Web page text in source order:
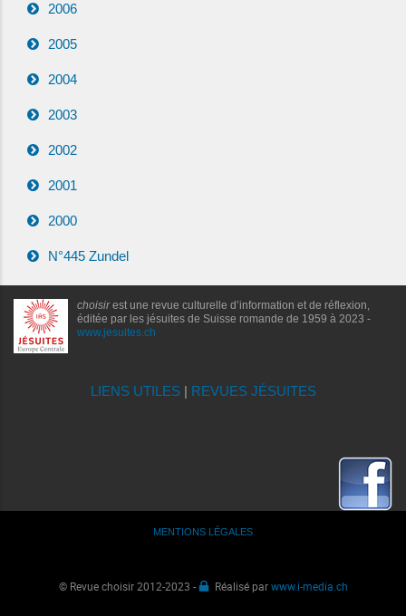
2006
2005
2004
2003
2002
2001
2000
N°445 Zundel
choisirest une revue culturelle d’information et de réflexion,
éditée par les jésuites de Suisse romande de 1959 à 2023 -
www.jesuites.ch
LIENS UTILES| REVUES JÉSUITES
MENTIONS LÉGALES
© Revue choisir 2012-2023 - Réalisé parwww.i-media.ch